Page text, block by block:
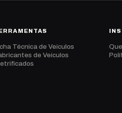
Técnica de Veículos
de Veículos